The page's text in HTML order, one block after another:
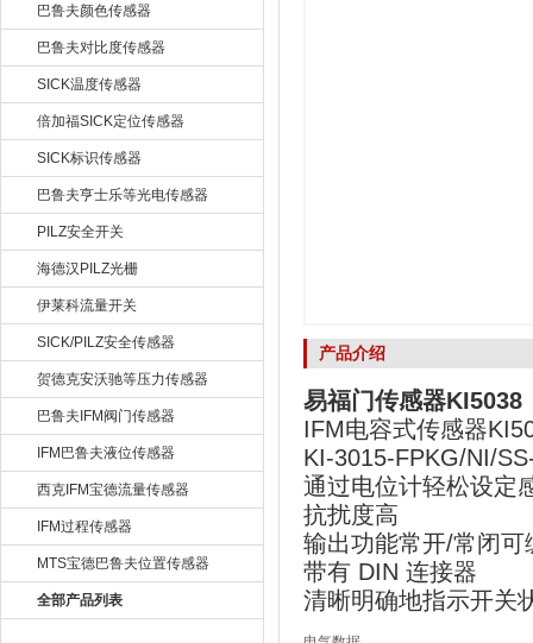
巴鲁夫颜色传感器
巴鲁夫对比度传感器
SICK温度传感器
倍加福SICK定位传感器
SICK标识传感器
巴鲁夫亨士乐等光电传感器
PILZ安全开关
海德汉PILZ光栅
伊莱科流量开关
SICK/PILZ安全传感器
贺德克安沃驰等压力传感器
巴鲁夫IFM阀门传感器
IFM巴鲁夫液位传感器
西克IFM宝德流量传感器
IFM过程传感器
MTS宝德巴鲁夫位置传感器
全部产品列表
产品介绍
易福门传感器KI5038
IFM电容式传感器
KI-3015-FPKG/NI/
通过电位计轻松设定
抗扰度高
输出功能常开/常闭可
带有 DIN 连接器
清晰明确地指示开关